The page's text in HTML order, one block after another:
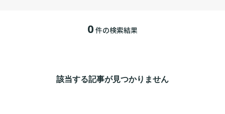
0 件の検索結果
該当する記事が見つかりません